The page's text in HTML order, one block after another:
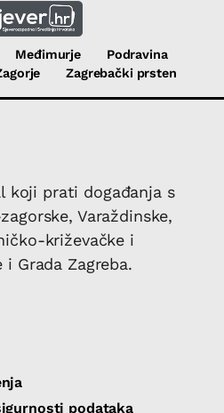
Međimurje
Podravina
Zagrebački prsten
koji prati događanja s
Varaždinske,
križevačke i
i Grada Zagreba.
podataka